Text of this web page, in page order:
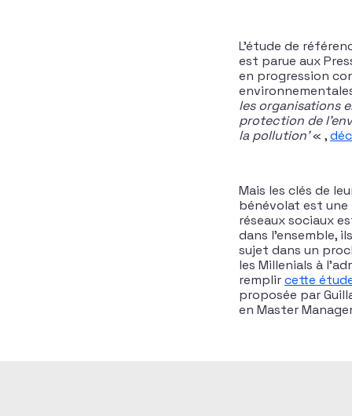
L’étude de
est parue aux
en progression
les organisations
protection de
la pollution’« ,
Mais les clés de
bénévolat est une
réseaux sociaux
dans l’ensemble,
sujet dans un
les Millenials à
remplircette
proposée par
en Master